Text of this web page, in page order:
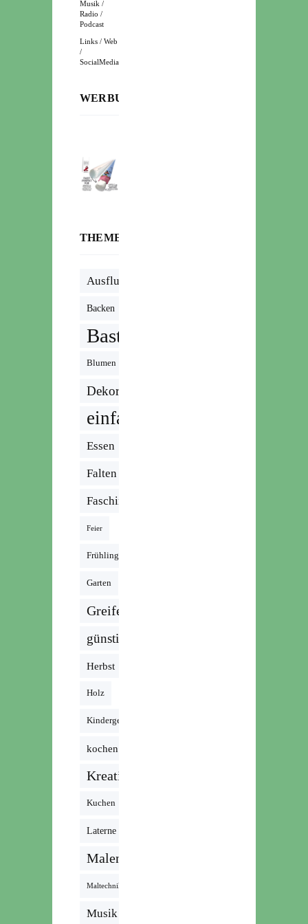
Musik /
Radio /
Podcast
Links / Web
/
SocialMedia
WERBUNG:
THEMENWOLKE
Ausflug
Backen
Basteln
Blumen
Dekoration
einfach
Essen
Falten
Fasching
Feier
Frühling
Garten
Greifen
günstig
Herbst
Holz
Kindergeburtstag
kochen
Kreativ
Kuchen
Laterne
Malen
Maltechnik
Musik /